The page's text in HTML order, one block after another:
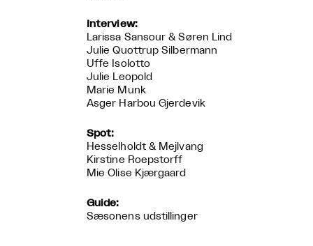
Interview:
Larissa Sansour & Søren Lind
Julie Quottrup Silbermann
Uffe Isolotto
Julie Leopold
Marie Munk
Asger Harbou Gjerdevik
Spot:
Hesselholdt & Mejlvang
Kirstine Roepstorff
Mie Olise Kjærgaard
Guide:
Sæsonens udstillinger